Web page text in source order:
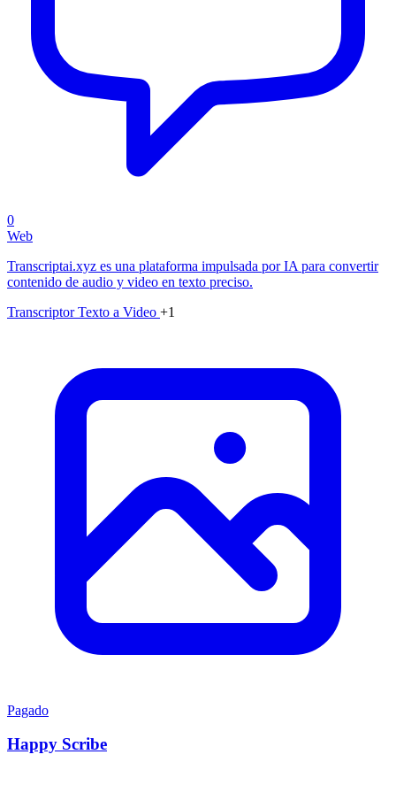
0
Web
Transcriptai.xyz es una plataforma impulsada por IA para convertir
contenido de audio y video en texto preciso.
TranscriptorTexto a Video +1
Pagado
Happy Scribe